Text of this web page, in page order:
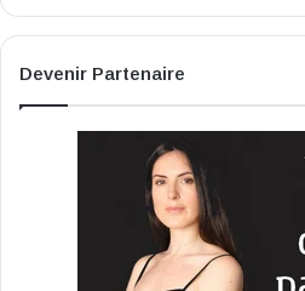
Devenir Partenaire